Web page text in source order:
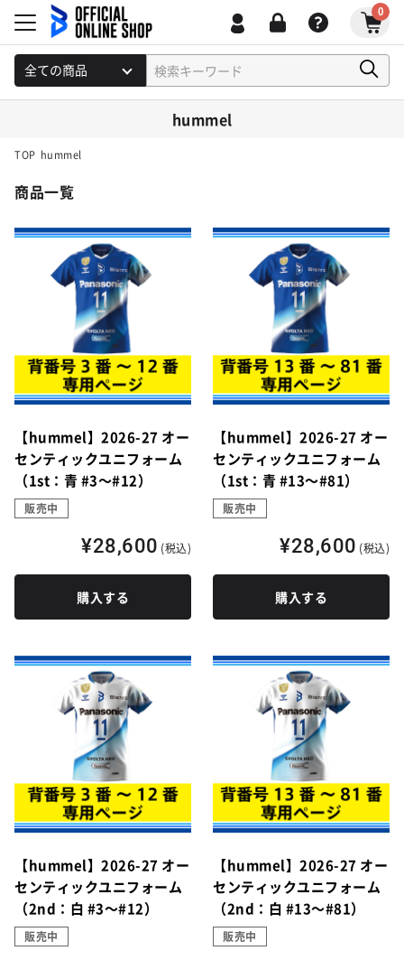
0
hummel
TOP hummel
商品一覧
【hummel】2026-27 オー
センティックユニフォーム
（1st：青 #3～#12）
販売中
¥28,600 (税込)
購入する
【hummel】2026-27 オー
センティックユニフォーム
（1st：青 #13～#81）
販売中
¥28,600 (税込)
購入する
【hummel】2026-27 オー
センティックユニフォーム
（2nd：白 #3～#12）
販売中
【hummel】2026-27 オー
センティックユニフォーム
（2nd：白 #13～#81）
販売中